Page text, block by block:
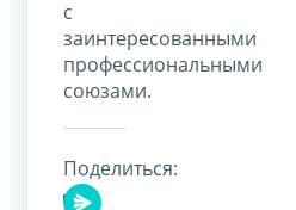
с
заинтересованными
профессиональными
союзами.
Поделиться: